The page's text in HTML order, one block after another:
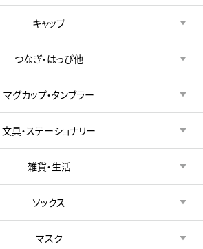
キャップ
つなぎ・はっぴ他
マグカップ・タンブラー
文具・ステーショナリー
雑貨・生活
ソックス
マスク